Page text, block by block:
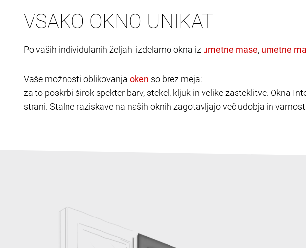
VSAKO OKNO UNIKAT
Po vaših individulanih željah izdelamo okna iz ,
Vaše možnosti oblikovanja
so brez meja:
za to poskrbi širok spekter barv, stekel, kljuk in velike zasteklitve. Okna
strani. Stalne raziskave na naših oknih zagotavljajo več udobja in